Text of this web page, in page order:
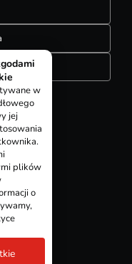
Łódź
w
jej
plików
o